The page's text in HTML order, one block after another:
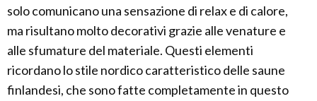
solo comunicano una sensazione di relax e di calore,
ma risultano molto decorativi grazie alle venature e
alle sfumature del materiale. Questi elementi
ricordano lo stile nordico caratteristico delle saune
finlandesi, che sono fatte completamente in questo